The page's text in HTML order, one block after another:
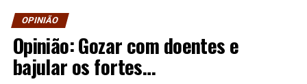
OPINIÃO
Opinião: Gozar com doentes e
bajular os fortes…